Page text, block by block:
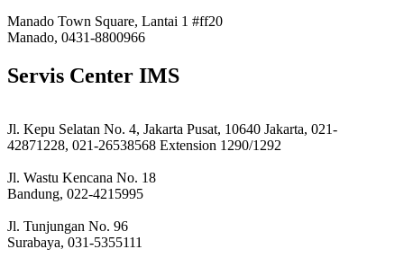
Manado Town Square, Lantai 1 #ff20
Manado, 0431-8800966
Servis Center IMS
Jl. Kepu Selatan No. 4, Jakarta Pusat, 10640 Jakarta, 021-
42871228, 021-26538568 Extension 1290/1292
Jl. Wastu Kencana No. 18
Bandung, 022-4215995
Jl. Tunjungan No. 96
Surabaya, 031-5355111